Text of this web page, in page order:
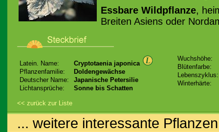
Essbare Wildpflanze,
Breiten Asiens oder
Latein. Name:
Cryptotaenia japonica
Pflanzenfamilie:
Doldengewächse
Deutscher Name:
Japanische Petersilie
Lichtansprüche:
Sonne bis Schatten
Wuchshöhe:
Blütenfarbe:
Lebenszyklus:
Winterhärte:
<< zurück zur Liste
... weitere interessante Pflanzen